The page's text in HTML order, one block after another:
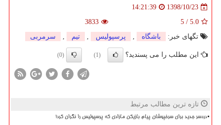
1398/10/23
14:21:39
5.0
/
5
3833
تگهای خبر:
باشگاه , پرسپولیس , تیم , سرمربی
این مطلب را می پسندید؟ (1)
(0)
تازه ترین مطالب مرتبط
دردسر جدید برای سرخپوشان پیام بازیکن مازادی که پرسپولیس را نگران کرد!